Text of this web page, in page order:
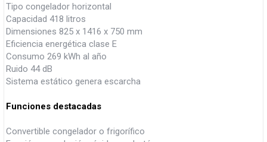
Tipo congelador horizontal
Capacidad 418 litros
Dimensiones 825 x 1416 x 750 mm
Eficiencia energética clase E
Consumo 269 kWh al año
Ruido 44 dB
Sistema estático genera escarcha
Funciones destacadas
Convertible congelador o frigorífico